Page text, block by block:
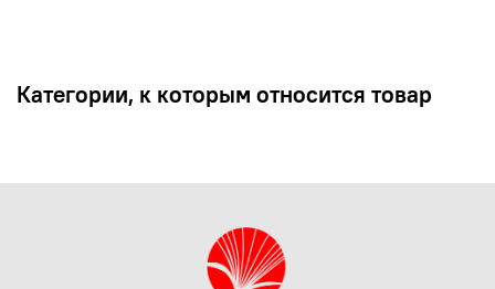
Категории, к которым относится товар